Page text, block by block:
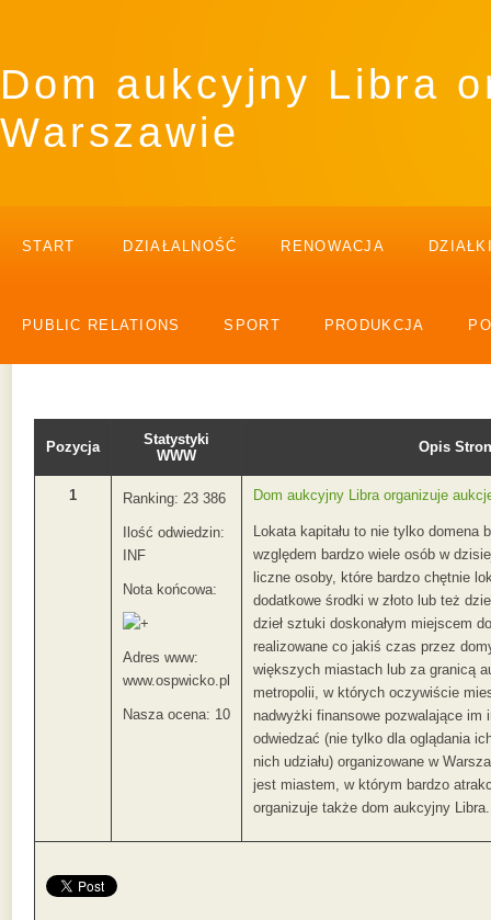
Dom aukcyjny Libra
Warszawie
START DZIAŁALNOŚĆ RENOWACJA
PUBLIC RELATIONS SPORT PRODUKCJA
Pozycja
Statystyki
WWW
Opis
1 Ranking: 23 386
Ilość odwiedzin:
INF
Nota końcowa:
Adres www:
www.ospwicko.pl
Nasza ocena: 10
Dom aukcyjny Libra organizuje
Lokata kapitału to nie tylko domena
względem bardzo wiele osób w
liczne osoby, które bardzo chętnie
dodatkowe środki w złoto lub też
dzieł sztuki doskonałym miejscem
realizowane co jakiś czas przez
większych miastach lub za granicą
metropolii, w których oczywiście
nadwyżki finansowe pozwalające im
odwiedzać (nie tylko dla oglądania
nich udziału) organizowane w
jest miastem, w którym bardzo
organizuje także dom aukcyjny Libra.